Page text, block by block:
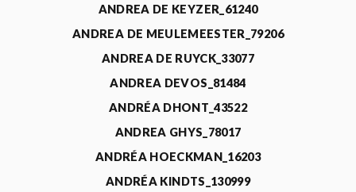
ANDREA DE KEYZER_61240
ANDREA DE MEULEMEESTER_79206
ANDREA DE RUYCK_33077
ANDREA DEVOS_81484
ANDRÉA DHONT_43522
ANDREA GHYS_78017
ANDRÉA HOECKMAN_16203
ANDRÉA KINDTS_130999